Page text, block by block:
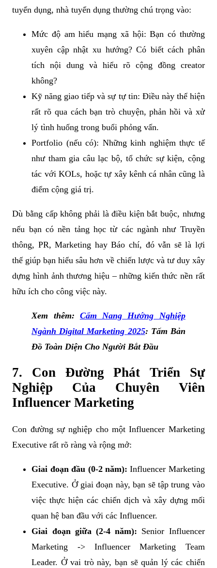
tuyển dụng, nhà tuyển dụng thường chú trọng vào:
Mức độ am hiểu mạng xã hội: Bạn có thường
xuyên cập nhật xu hướng? Có biết cách phân
tích nội dung và hiểu rõ cộng đồng creator
không?
Kỹ năng giao tiếp và sự tự tin: Điều này thể hiện
rất rõ qua cách bạn trò chuyện, phản hồi và xử
lý tình huống trong buổi phỏng vấn.
Portfolio (nếu có): Những kinh nghiệm thực tế
như tham gia câu lạc bộ, tổ chức sự kiện, cộng
tác với KOLs, hoặc tự xây kênh cá nhân cũng là
điểm cộng giá trị.
Dù bằng cấp không phải là điều kiện bắt buộc, nhưng
nếu bạn có nền tảng học từ các ngành như Truyền
thông, PR, Marketing hay Báo chí, đó vẫn sẽ là lợi
thế giúp bạn hiểu sâu hơn về chiến lược và tư duy xây
dựng hình ảnh thương hiệu – những kiến thức nền rất
hữu ích cho công việc này.
Xem thêm: Cẩm Nang Hướng Nghiệp
Ngành Digital Marketing 2025: Tấm Bản
Đồ Toàn Diện Cho Người Bắt Đầu
7. Con Đường Phát Triển Sự
Nghiệp Của Chuyên Viên
Influencer Marketing
Con đường sự nghiệp cho một Influencer Marketing
Executive rất rõ ràng và rộng mở:
Giai đoạn đầu (0-2 năm): Influencer Marketing
Executive. Ở giai đoạn này, bạn sẽ tập trung vào
việc thực hiện các chiến dịch và xây dựng mối
quan hệ ban đầu với các Influencer.
Giai đoạn giữa (2-4 năm): Senior Influencer
Marketing -> Influencer Marketing Team
Leader. Ở vai trò này, bạn sẽ quản lý các chiến